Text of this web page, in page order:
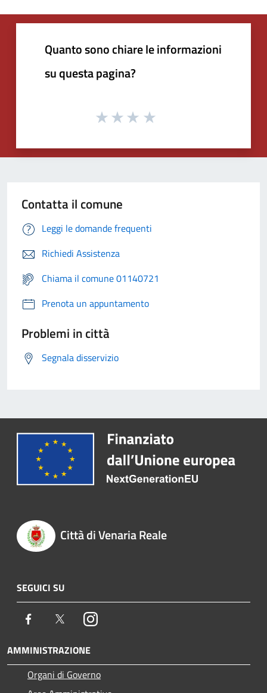
Quanto sono chiare le informazioni
su questa pagina?
Contatta il comune
Leggi le domande frequenti
Richiedi Assistenza
Chiama il comune 01140721
Prenota un appuntamento
Problemi in città
Segnala disservizio
Città di Venaria Reale
SEGUICI SU
Facebook TwitterInstagram
AMMINISTRAZIONE
Organi di Governo